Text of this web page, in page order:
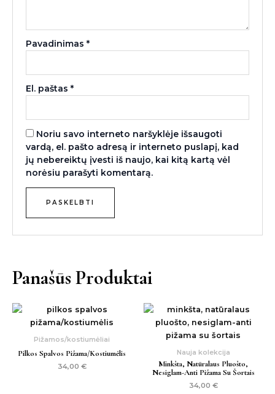
Pavadinimas*
El. paštas*
Noriu savo interneto naršyklėje išsaugoti
vardą, el. pašto adresą ir interneto puslapį, kad
jų nebereiktų įvesti iš naujo, kai kitą kartą vėl
norėsiu parašyti komentarą.
Panašūs Produktai
Pižamos/kostiumėliai
Pilkos Spalvos Pižama/kostiumėlis
34,00 €
Nauja kolekcija
Minkšta, Natūralaus Pluošto,
Nesiglam-Anti Pižama Su Šortais
34,00 €